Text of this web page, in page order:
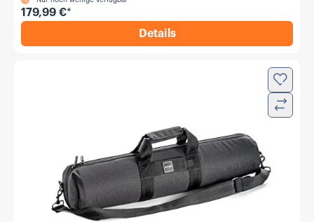
179,99 €*
Details
Vanguard Alta Pro 263AB
Zur